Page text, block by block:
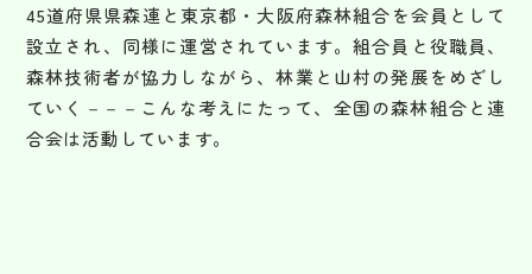
45道府県県森連と東京都・大阪府森林組合を会員として
設立され、同様に運営されています。組合員と役職員、
森林技術者が協力しながら、林業と山村の発展をめざし
ていく－－－こんな考えにたって、全国の森林組合と連
合会は活動しています。